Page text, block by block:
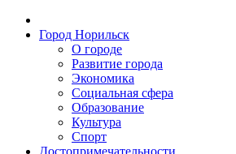
Город Норильск
О городе
Развитие города
Экономика
Социальная сфера
Образование
Культура
Спорт
Достопримечательности